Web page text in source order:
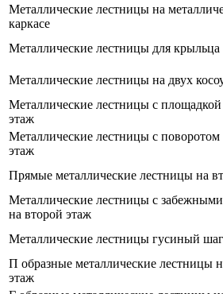
Металлические лестницы на
каркасе
Металлические лестницы для крыльца
Металлические лестницы на двух
Металлические лестницы с площадкой
этаж
Металлические лестницы с поворотом
этаж
Прямые металлические лестницы на
Металлические лестницы с
на второй этаж
Металлические лестницы гусиный шаг
П образные металлические лестницы
этаж